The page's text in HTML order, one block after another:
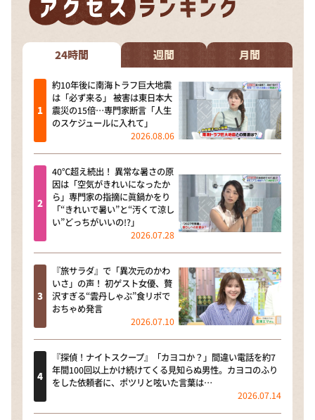
24時間 週間 月間
約10年後に南海トラフ巨大地震
は「必ず来る」 被害は東日本大
震災の15倍…専門家断言「人生
のスケジュールに入れて」
2026.08.06
40℃超え続出！ 異常な暑さの原
因は「空気がきれいになったか
ら」専門家の指摘に眞鍋かをり
「“きれいで暑い”と“汚くて涼し
い”どっちがいいの!?」
2026.07.28
『旅サラダ』で「異次元のかわ
いさ」の声！ 初ゲスト女優、贅
沢すぎる“雲丹しゃぶ”食リポで
おちゃめ発言
2026.07.10
『探偵！ナイトスクープ』「カヨコか？」間違い電話を約7
年間100回以上かけ続けてくる見知らぬ男性。カヨコのふり
をした依頼者に、ポツリと呟いた言葉は…
2026.07.14